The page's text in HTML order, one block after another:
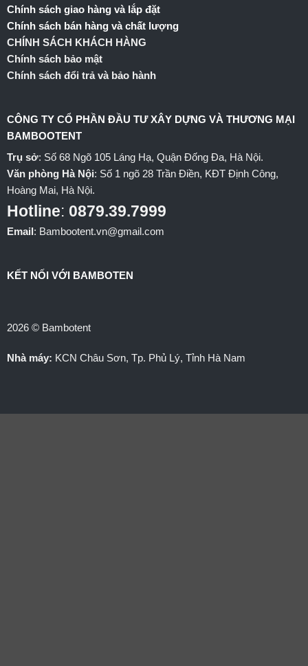
Chính sách giao hàng và lắp đặt
Chính sách bán hàng và chất lượng
CHÍNH SÁCH KHÁCH HÀNG
Chính sách bảo mật
Chính sách đổi trả và bảo hành
CÔNG TY CỔ PHẦN ĐẦU TƯ XÂY DỰNG VÀ THƯƠNG MẠI
BAMBOOTENT
Trụ sở: Số 68 Ngõ 105 Láng Hạ, Quận Đống Đa, Hà Nội.
Văn phòng Hà Nội: Số 1 ngõ 28 Trần Điền, KĐT Định Công,
Hoàng Mai, Hà Nội.
Hotline: 0879.39.7999
Email : Bambootent.vn@gmail.com
KẾT NỐI VỚI BAMBOTEN
2026 © Bambotent
Nhà máy: KCN Châu Sơn, Tp. Phủ Lý, Tỉnh Hà Nam